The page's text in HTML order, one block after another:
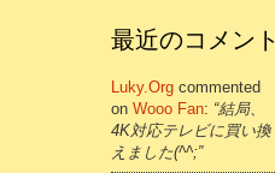
最近のコメント
Luky.org commented
on Wooo Fan: “結局、
4K対応テレビに買い換
えました(^^;”